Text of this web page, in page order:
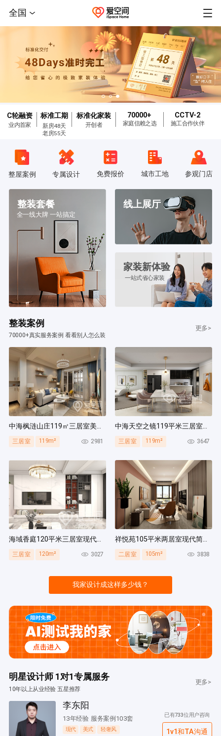
全国
C轮融资
业内首家
标准工期
新房48天
老房55天
标准化家装
开创者
70000+
家庭信赖之选
CCTV-2
施工合作伙伴
整屋案例 专属设计 免费报价 城市工地 参观门店
整装套餐
全一线大牌 一站搞定
线上展厅
家装新体验
一站式省心家装
整装案例
70000+真实服务案例 看看别人怎么装
更多>
中海枫涟山庄119㎡三居室美式风装修案例
三居室 119m² 2981
中海天空之镜119平米三居室北欧风装修案例
三居室 119m² 3647
海域香庭120平米三居室现代简约风装修案例
三居室 120m² 3027
祥悦苑105平米两居室现代简约风装修案例
二居室 105m² 3838
我家设计成这样多少钱？
明星设计师 1对1专属服务
10年以上从业经验 五星推荐
更多>
李东阳
13年经验 服务案例103套
现代 美式 轻奢风
已有733位用户咨询
1v1和TA沟通